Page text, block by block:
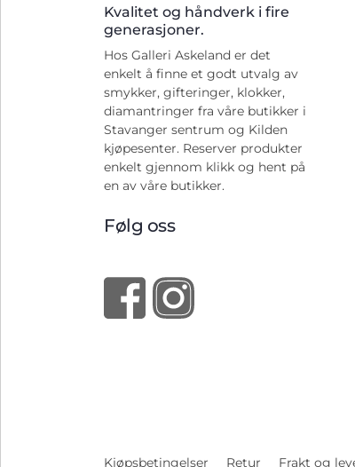
Kvalitet og håndverk i fire
generasjoner.
Hos Galleri Askeland er det
enkelt å finne et godt utvalg av
smykker, gifteringer, klokker,
diamantringer fra våre butikker i
Stavanger sentrum og Kilden
kjøpesenter. Reserver produkter
enkelt gjennom klikk og hent på
en av våre butikker.
Følg oss
Kjøpsbetingelser Retur Frakt og